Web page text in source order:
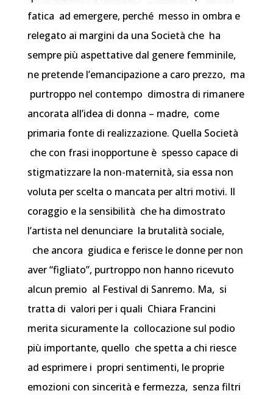
fatica ad emergere, perché messo in ombra e
relegato ai margini da una Società che ha
sempre più aspettative dal genere femminile,
ne pretende l’emancipazione a caro prezzo, ma
purtroppo nel contempo dimostra di rimanere
ancorata all’idea di donna – madre, come
primaria fonte di realizzazione. Quella Società
che con frasi inopportune è spesso capace di
stigmatizzare la non-maternità, sia essa non
voluta per scelta o mancata per altri motivi. Il
coraggio e la sensibilità che ha dimostrato
l’artista nel denunciare la brutalità sociale,
che ancora giudica e ferisce le donne per non
aver “figliato”, purtroppo non hanno ricevuto
alcun premio al Festival di Sanremo. Ma, si
tratta di valori per i quali Chiara Francini
merita sicuramente la collocazione sul podio
più importante, quello che spetta a chi riesce
ad esprimere i propri sentimenti, le proprie
emozioni con sincerità e fermezza, senza filtri